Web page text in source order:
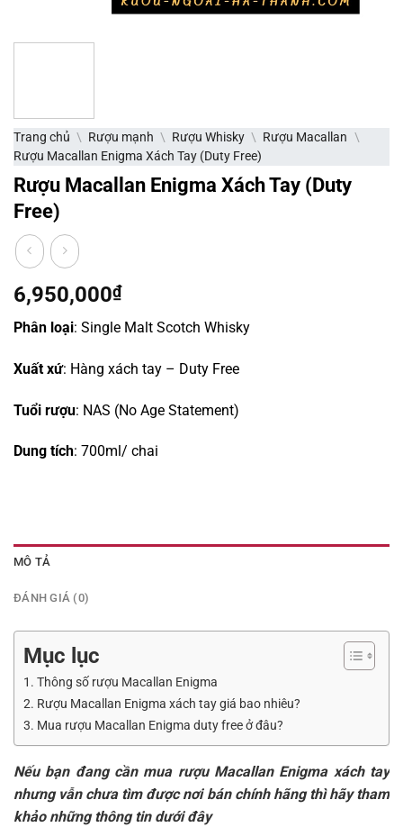
Trang chủ \ Rượu mạnh \ Rượu Whisky \ Rượu Macallan \
Rượu Macallan Enigma Xách Tay (Duty Free)
Rượu Macallan Enigma Xách Tay (Duty
Free)
6,950,000₫
Phân loại: Single Malt Scotch Whisky
Xuất xứ: Hàng xách tay – Duty Free
Tuổi rượu: NAS (No Age Statement)
Dung tích: 700ml/ chai
MÔ TẢ
ĐÁNH GIÁ (0)
Mục lục
1. Thông số rượu Macallan Enigma
2. Rượu Macallan Enigma xách tay giá bao nhiêu?
3. Mua rượu Macallan Enigma duty free ở đâu?
Nếu bạn đang cần mua rượu Macallan Enigma xách tay
nhưng vẫn chưa tìm được nơi bán chính hãng thì hãy tham
khảo những thông tin dưới đây